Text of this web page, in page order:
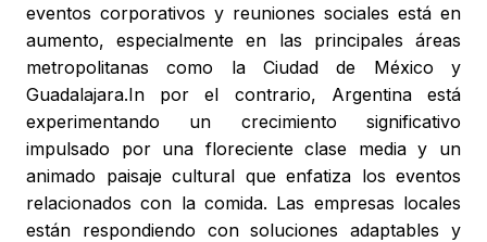
eventos corporativos y reuniones sociales está en
aumento, especialmente en las principales áreas
metropolitanas como la Ciudad de México y
Guadalajara.In por el contrario, Argentina está
experimentando un crecimiento significativo
impulsado por una floreciente clase media y un
animado paisaje cultural que enfatiza los eventos
relacionados con la comida. Las empresas locales
están respondiendo con soluciones adaptables y